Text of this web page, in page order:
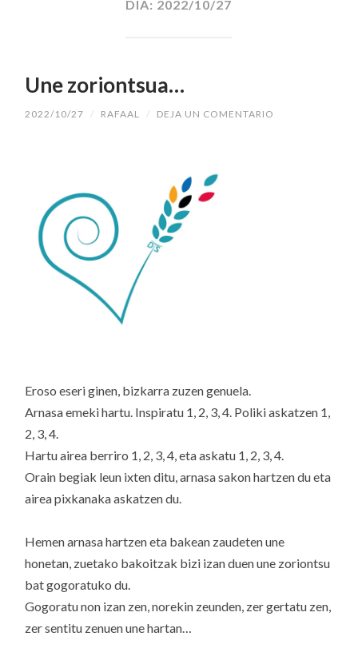
DÍA: 2022/10/27
Une zoriontsua…
2022/10/27 / RAFAAL / DEJA UN COMENTARIO
Eroso eseri ginen, bizkarra zuzen genuela.
Arnasa emeki hartu. Inspiratu 1, 2, 3, 4. Poliki askatzen 1,
2, 3, 4.
Hartu airea berriro 1, 2, 3, 4, eta askatu 1, 2, 3, 4.
Orain begiak leun ixten ditu, arnasa sakon hartzen du eta
airea pixkanaka askatzen du.
Hemen arnasa hartzen eta bakean zaudeten une
honetan, zuetako bakoitzak bizi izan duen une zoriontsu
bat gogoratuko du.
Gogoratu non izan zen, norekin zeunden, zer gertatu zen,
zer sentitu zenuen une hartan…